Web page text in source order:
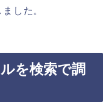
した。
を検索で調